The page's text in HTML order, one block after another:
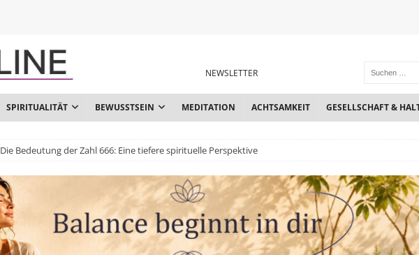
NEWSLETTER
SPIRITUALITÄT BEWUSSTSEIN MEDITATION ACHTSAMKEIT GESELLSCHAFT &
Die Bedeutung der Zahl 666: Eine tiefere spirituelle Perspektive